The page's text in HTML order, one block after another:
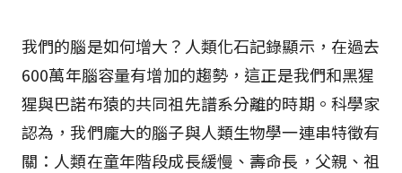
我們的腦是如何增大？人類化石記錄顯示，在過去
600萬年腦容量有增加的趨勢，這正是我們和黑猩
猩與巴諾布猿的共同祖先譜系分離的時期。科學家
認為，我們龐大的腦子與人類生物學一連串特徵有
關：人類在童年階段成長緩慢、壽命長，父親、祖